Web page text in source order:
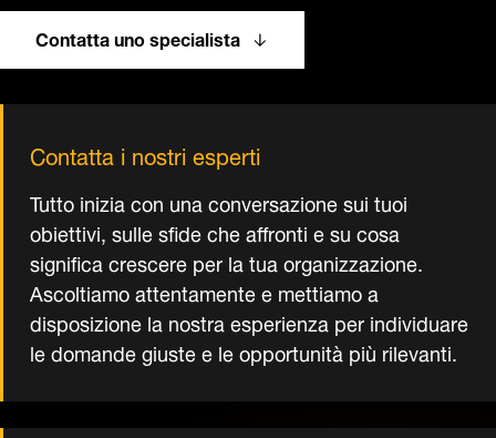
Contatta uno specialista
Contatta i nostri esperti
Tutto inizia con una conversazione sui tuoi
obiettivi, sulle sfide che affronti e su cosa
significa crescere per la tua organizzazione.
Ascoltiamo attentamente e mettiamo a
disposizione la nostra esperienza per individuare
le domande giuste e le opportunità più rilevanti.